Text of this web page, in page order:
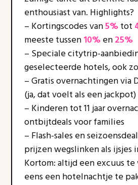
enthousiast van. Highlights?
– Kortingscodes van5%tot
meeste tussen10%en25%
– Speciale citytrip-
geselecteerde hotels, ook
– Gratis overnachtingen via
(ja, dat voelt als een jackpot)
– Kinderen tot 11 jaar
ontbijtdeals voor families
– Flash-sales en
prijzen wegslinken als ijsjes
Kortom: altijd een excuus
eens een hotelnachtje te